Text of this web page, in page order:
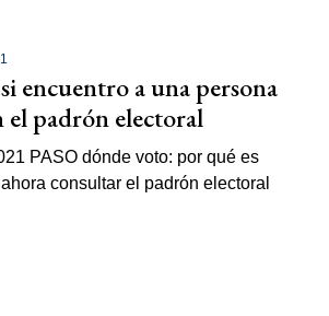
encuentro a una persona
el padrón electoral